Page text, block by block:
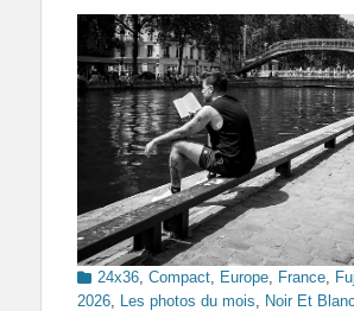
Categories
24x36 Compact Europe France
2026
Les photos du mois Noir Et Blanc